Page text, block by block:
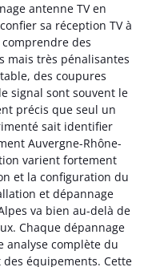
antenne TV en
sa réception TV à
des
mais très pénalisantes
des coupures
signal sont souvent le
précis que seul un
sait identifier
Auvergne-Rhône-
varient fortement
et la configuration du
et dépannage
va bien au-delà de
Chaque dépannage
analyse complète du
des équipements. Cette